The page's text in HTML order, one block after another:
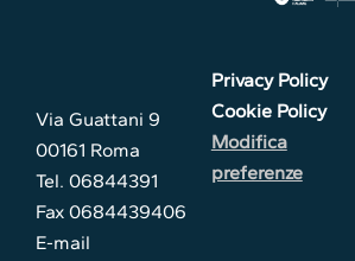
Via Guattani 9
00161 Roma
Tel. 06844391
Fax 0684439406
E-mail
Privacy Policy
Cookie Policy
Modifica
preferenze